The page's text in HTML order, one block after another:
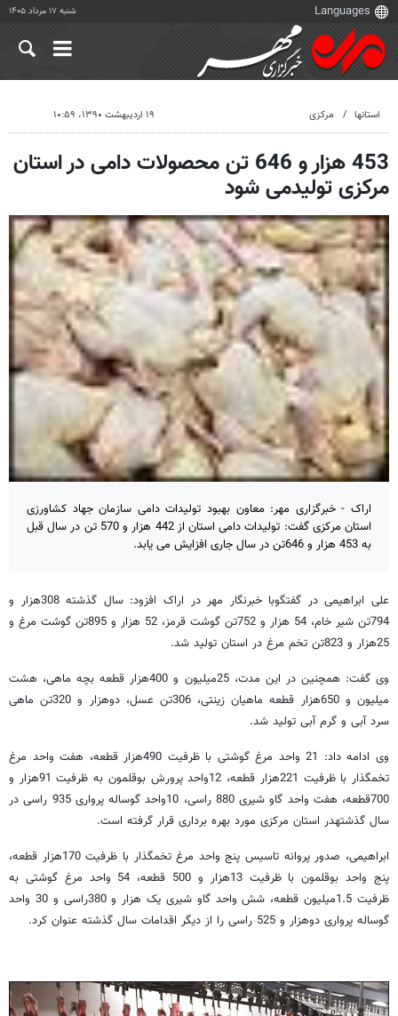
شنبه ۱۷ مرداد ۱۴۰۵
استانها مرکزی ۱۹ اردیبهشت ۱۳۹۰، ۱۰:۵۹
453 هزار و 646 تن محصولات دامی در استان
مرکزی تولیدمی شود
اراک - خبرگزاری مهر: معاون بهبود تولیدات دامی سازمان جهاد کشاورزی
استان مرکزی گفت: تولیدات دامی استان از 442 هزار و 570 تن در سال قبل
به 453 هزار و 646تن در سال جاری افزایش می یابد.
علی ابراهیمی در گفتگوبا خبرنگار مهر در اراک افزود: سال گذشته 308هزار و
794تن شیر خام، 54 هزار و 752تن گوشت قرمز، 52 هزار و 895تن گوشت مرغ و
25هزار و 823تن تخم مرغ در استان تولید شد.
وی گفت: همچنین در این مدت، 25میلیون و 400هزار قطعه بچه ماهی، هشت
میلیون و 650هزار قطعه ماهیان زینتی، 306تن عسل، دوهزار و 320تن ماهی
سرد آبی و گرم آبی تولید شد.
وی ادامه داد: 21 واحد مرغ گوشتی با ظرفیت 490هزار قطعه، هفت واحد مرغ
تخمگذار با ظرفیت 221هزار قطعه، 12واحد پرورش بوقلمون به ظرفیت 91هزار و
700قطعه، هفت واحد گاو شیری 880 راسی، 10واحد گوساله پرواری 935 راسی در
سال گذشتهدر استان مرکزی مورد بهره برداری قرار گرفته است.
ابراهیمی، صدور پروانه تاسیس پنج واحد مرغ تخمگذار با ظرفیت 170هزار قطعه،
پنج واحد بوقلمون با ظرفیت 13هزار و 500 قطعه، 54 واحد مرغ گوشتی به
ظرفیت 1.5میلیون قطعه، شش واحد گاو شیری یک هزار و 380راسی و 30 واحد
گوساله پرواری دوهزار و 525 راسی را از دیگر اقدامات سال گذشته عنوان کرد.